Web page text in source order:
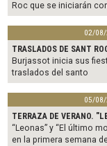
Roc que se iniciarán
02/
TRASLADOS DE SANT
Burjassot inicia sus
traslados del santo
05/
TERRAZA DE VERANO.
“Leonas” y “El último
en la primera semana